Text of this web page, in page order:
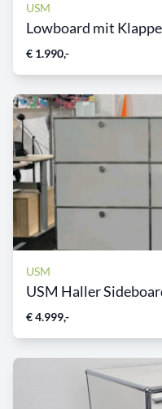
USM
Lowboard mit
€ 1.990,-
USM
USM Haller
€ 4.999,-